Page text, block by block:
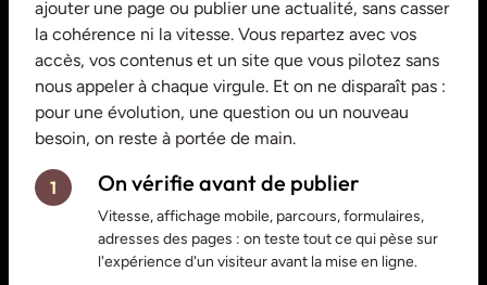
ajouter une page ou publier une actualité, sans casser
la cohérence ni la vitesse. Vous repartez avec vos
accès, vos contenus et un site que vous pilotez sans
nous appeler à chaque virgule. Et on ne disparaît pas :
pour une évolution, une question ou un nouveau
besoin, on reste à portée de main.
1 On vérifie avant de publier
Vitesse, affichage mobile, parcours, formulaires,
adresses des pages : on teste tout ce qui pèse sur
l'expérience d'un visiteur avant la mise en ligne.